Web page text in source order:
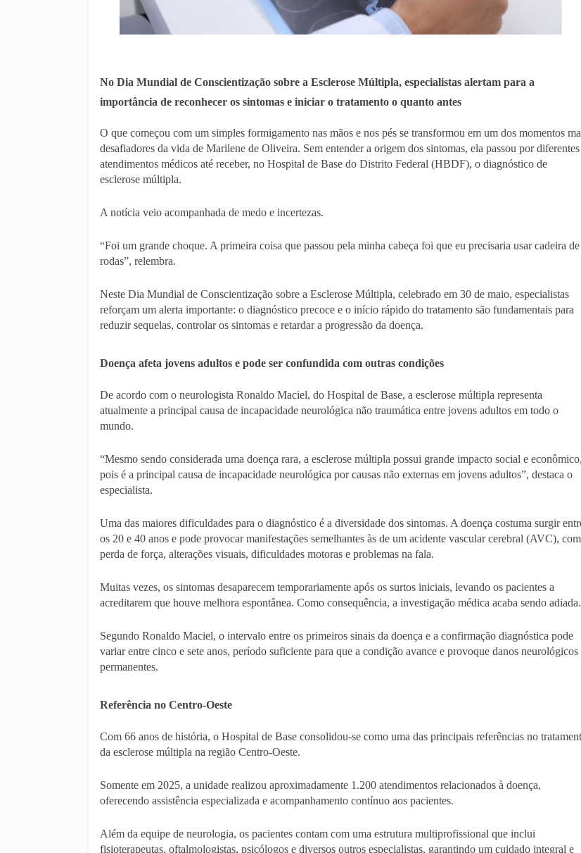
No Dia Mundial de Conscientização sobre a Esclerose Múltipla, especialistas alertam para a
importância de reconhecer os sintomas e iniciar o tratamento o quanto antes
O que começou com um simples formigamento nas mãos e nos pés se transformou em um dos momentos
desafiadores da vida de Marilene de Oliveira. Sem entender a origem dos sintomas, ela passou por diferentes
atendimentos médicos até receber, no Hospital de Base do Distrito Federal (HBDF), o diagnóstico de
esclerose múltipla.
A notícia veio acompanhada de medo e incertezas.
“Foi um grande choque. A primeira coisa que passou pela minha cabeça foi que eu precisaria usar cadeira de
rodas”, relembra.
Neste Dia Mundial de Conscientização sobre a Esclerose Múltipla, celebrado em 30 de maio, especialistas
reforçam um alerta importante: o diagnóstico precoce e o início rápido do tratamento são fundamentais para
reduzir sequelas, controlar os sintomas e retardar a progressão da doença.
Doença afeta jovens adultos e pode ser confundida com outras condições
De acordo com o neurologista Ronaldo Maciel, do Hospital de Base, a esclerose múltipla representa
atualmente a principal causa de incapacidade neurológica não traumática entre jovens adultos em todo o
mundo.
“Mesmo sendo considerada uma doença rara, a esclerose múltipla possui grande impacto social e econômico,
pois é a principal causa de incapacidade neurológica por causas não externas em jovens adultos”, destaca o
especialista.
Uma das maiores dificuldades para o diagnóstico é a diversidade dos sintomas. A doença costuma surgir
os 20 e 40 anos e pode provocar manifestações semelhantes às de um acidente vascular cerebral (AVC),
perda de força, alterações visuais, dificuldades motoras e problemas na fala.
Muitas vezes, os sintomas desaparecem temporariamente após os surtos iniciais, levando os pacientes a
acreditarem que houve melhora espontânea. Como consequência, a investigação médica acaba sendo adiada.
Segundo Ronaldo Maciel, o intervalo entre os primeiros sinais da doença e a confirmação diagnóstica pode
variar entre cinco e sete anos, período suficiente para que a condição avance e provoque danos neurológicos
permanentes.
Referência no Centro-Oeste
Com 66 anos de história, o Hospital de Base consolidou-se como uma das principais referências no
da esclerose múltipla na região Centro-Oeste.
Somente em 2025, a unidade realizou aproximadamente 1.200 atendimentos relacionados à doença,
oferecendo assistência especializada e acompanhamento contínuo aos pacientes.
Além da equipe de neurologia, os pacientes contam com uma estrutura multiprofissional que inclui
fisioterapeutas, oftalmologistas, psicólogos e diversos outros especialistas, garantindo um cuidado integral e